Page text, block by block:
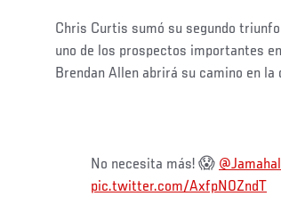
Chris Curtis sumó su segundo triunfo
uno de los prospectos importantes
Brendan Allen abrirá su camino en la
No necesita más! 😱
pic.twitter.com/AxfpN0ZndT